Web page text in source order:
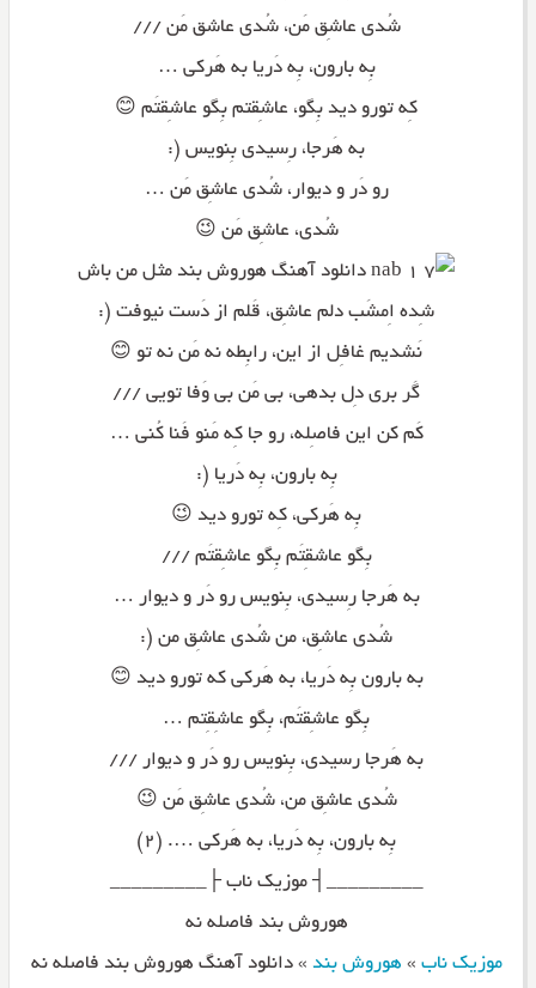
شُدی عاشِق مَن، شُدی عاشق مَن ///
بِه بارون، بِه دَریا به هَرکی …
کِه تورو دید بِگو، عاشِقتم بِگو عاشِقتَم 😊
به هَرجا، رِسیدی بِنویس (:
رو دَر و دیوار، شُدی عاشِق مَن …
شُدی، عاشِق مَن 😉
شِده اِمشَب دلم عاشِق، قَلم از دَست نیوفت (:
نَشدیم غافِل از این، رابِطه نه مَن نه تو 😊
گَر بری دِل بدهی، بی مَن بی وَفا تویی ///
کَم کن این فاصِله، رو جا کِه مَنو فَنا کُنی …
بِه بارون، بِه دَریا (:
بِه هَرکی، کِه تورو دید 😉
بِگو عاشقِتَم بِگو عاشِقتَم ///
به هَرجا رِسیدی، بِنویس رو دَر و دیوار …
شُدی عاشِق، من شُدی عاشِق من (:
به بارون بِه دَریا، به هَرکی که تورو دید 😊
بِگو عاشِقتَم، بِگو عاشِقِتم …
به هَرجا رسیدی، بِنویس رو دَر و دیوار ///
شُدی عاشِق من، شُدی عاشِق مَن 😉
بِه بارون، بِه دَریا، به هَرکی …. (۲)
_________┤ موزیک ناب ├_________
هوروش بند فاصله نه
موزیک ناب » هوروش بند »دانلود آهنگ هوروش بند فاصله نه